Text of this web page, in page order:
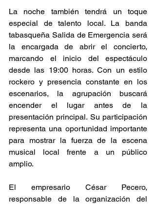
La noche también tendrá un toque
especial de talento local. La banda
tabasqueña Salida de Emergencia será
la encargada de abrir el concierto,
marcando el inicio del espectáculo
desde las 19:00 horas. Con un estilo
rockero y presencia constante en los
escenarios, la agrupación buscará
encender el lugar antes de la
presentación principal. Su participación
representa una oportunidad importante
para mostrar la fuerza de la escena
musical local frente a un público
amplio.
El empresario César Pecero,
responsable de la organización del